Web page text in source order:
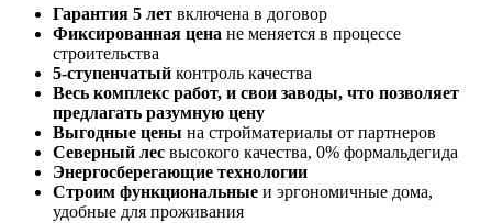
Гарантия 5 лет включена в договор
Фиксированная цена не меняется в процессе
строительства
5-ступенчатый контроль качества
Весь комплекс работ, и свои заводы, что позволяет
предлагать разумную цену
Выгодные цены на стройматериалы от партнеров
Северный лес высокого качества, 0% формальдегида
Энергосберегающие технологии
Строим функциональные и эргономичные дома,
удобные для проживания